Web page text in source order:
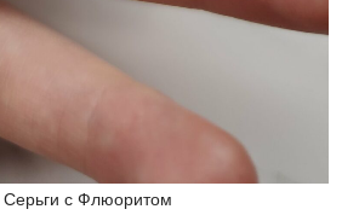
Серьги с Флюоритом